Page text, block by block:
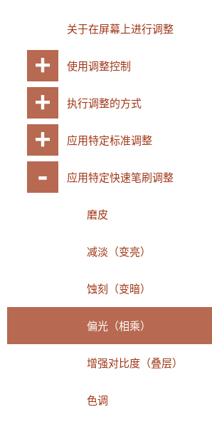
关于在屏幕上进行调整
使用调整控制
执行调整的方式
应用特定标准调整
应用特定快速笔刷调整
磨皮
减淡（变亮）
蚀刻（变暗）
偏光（相乘）
增强对比度（叠层）
色调